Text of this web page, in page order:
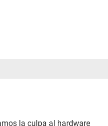
la culpa al hardware